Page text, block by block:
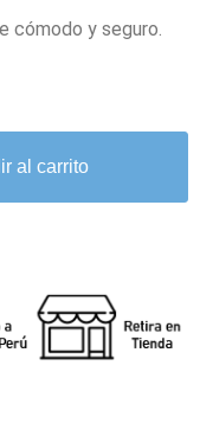
cómodo y seguro.
al carrito